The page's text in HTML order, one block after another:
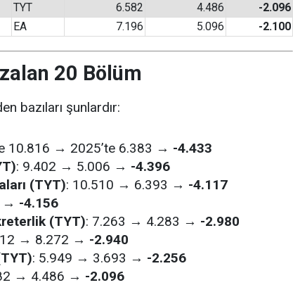
TYT 6.582 4.486
-2.096
EA 7.196 5.096 -2.100
20 Bölüm
bazıları şunlardır:
10.816 → 2025’te 6.383 → -4.433
: 9.402 → 5.006 → -4.396
(TYT): 10.510 → 6.393 → -4.117
→ -4.156
(TYT): 7.263 → 4.283 → -2.980
→ 8.272 → -2.940
: 5.949 → 3.693 → -2.256
→ 4.486 → -2.096